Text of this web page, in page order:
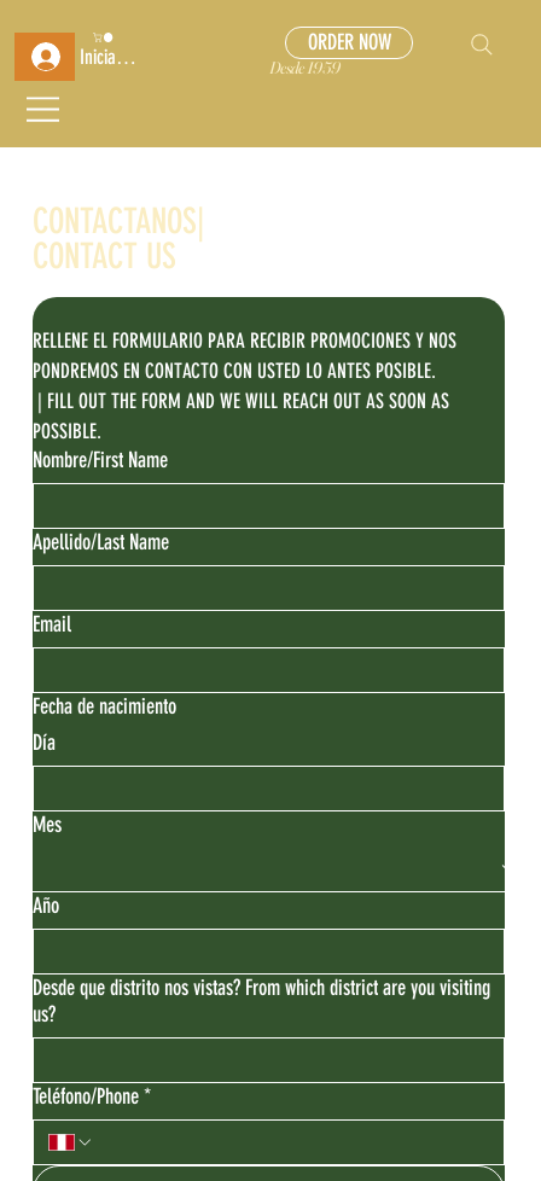
Desde 1959
Iniciar sesión
ORDER NOW
CONTACTANOS|
CONTACT US
RELLENE EL FORMULARIO PARA RECIBIR PROMOCIONES Y NOS
PONDREMOS EN CONTACTO CON USTED LO ANTES POSIBLE.
| FILL OUT THE FORM AND WE WILL REACH OUT AS SOON AS
Nombre/First Name
Apellido/Last Name
Email
Fecha de nacimiento
Día
Mes
Año
Desde que distrito nos vistas? From which district are you visiting
us?
Teléfono/Phone*